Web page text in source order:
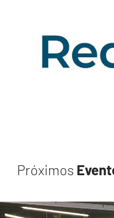
Próximos